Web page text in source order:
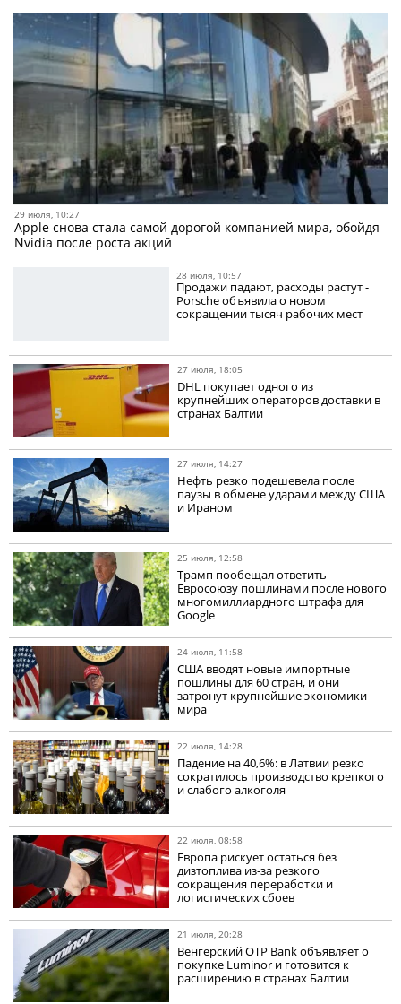
29 июля, 10:27
Apple снова стала самой дорогой компанией мира, обойдя
Nvidia после роста акций
28 июля, 10:57
Продажи падают, расходы растут -
Porsche объявила о новом
сокращении тысяч рабочих мест
27 июля, 18:05
DHL покупает одного из
крупнейших операторов доставки в
странах Балтии
27 июля, 14:27
Нефть резко подешевела после
паузы в обмене ударами между США
и Ираном
25 июля, 12:58
Трамп пообещал ответить
Евросоюзу пошлинами после нового
многомиллиардного штрафа для
Google
24 июля, 11:58
США вводят новые импортные
пошлины для 60 стран, и они
затронут крупнейшие экономики
мира
22 июля, 14:28
Падение на 40,6%: в Латвии резко
сократилось производство крепкого
и слабого алкоголя
22 июля, 08:58
Европа рискует остаться без
дизтоплива из-за резкого
сокращения переработки и
логистических сбоев
21 июля, 20:28
Венгерский OTP Bank объявляет о
покупке Luminor и готовится к
расширению в странах Балтии